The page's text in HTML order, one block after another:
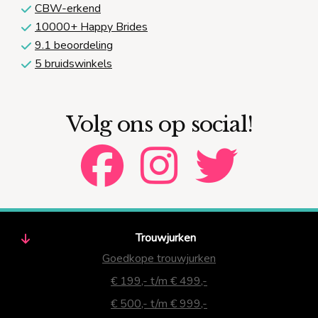
CBW-erkend
10000+ Happy Brides
9.1 beoordeling
5 bruidswinkels
Volg ons op social!
Trouwjurken
Goedkope trouwjurken
€ 199,- t/m € 499,-
€ 500,- t/m € 999,-